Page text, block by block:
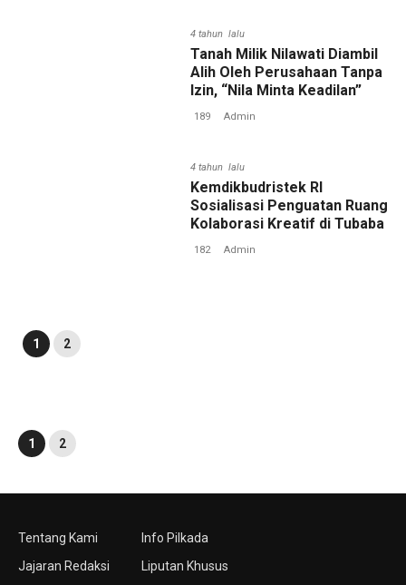
4 tahun lalu
Tanah Milik Nilawati Diambil
Alih Oleh Perusahaan Tanpa
Izin, “Nila Minta Keadilan”
189 Admin
4 tahun lalu
Kemdikbudristek RI
Sosialisasi Penguatan Ruang
Kolaborasi Kreatif di Tubaba
182 Admin
1 2
1 2
Tentang Kami
Jajaran Redaksi
Info Pilkada
Liputan Khusus